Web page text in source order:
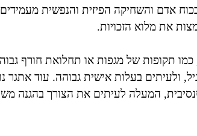
אדם והשחיקה הפיזית והנפשית
את מלוא הזכויות.
כמו תקופות של מגפות או תחלואת חורף
ולעיתים בעלות אישית גבוהה. עוד אתגר
המעלה לעיתים את הצורך בהגנה